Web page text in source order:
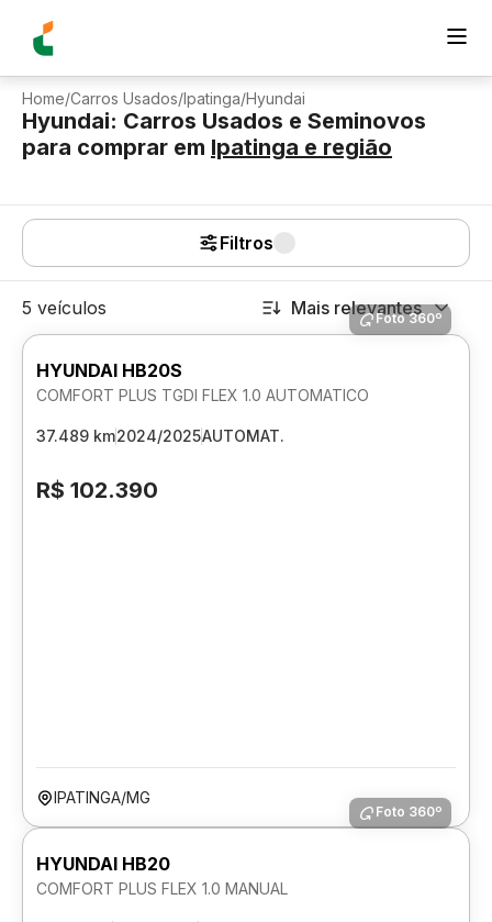
Home/Carros Usados/Ipatinga/Hyundai
Hyundai: Carros Usados e Seminovos
para comprar em Ipatinga e região
Filtros
5 veículos Mais relevantes
Foto 360º
HYUNDAI HB20S
COMFORT PLUS TGDI FLEX 1.0 AUTOMATICO
37.489 km2024/2025AUTOMAT.
R$ 102.390
IPATINGA/MG
Foto 360º
HYUNDAI HB20
COMFORT PLUS FLEX 1.0 MANUAL